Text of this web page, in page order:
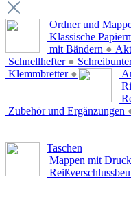
Ordner und
Klassische
mit Bändern ●
Schnellhefter ●
Klemmbretter ●
Zubehör und Ergänzungen
Taschen
Mappen mit